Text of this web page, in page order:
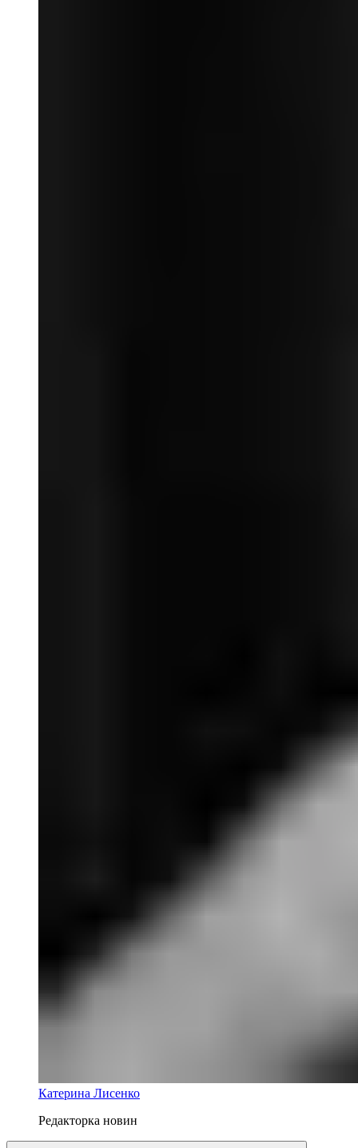
Катерина Лисенко
Редакторка новин